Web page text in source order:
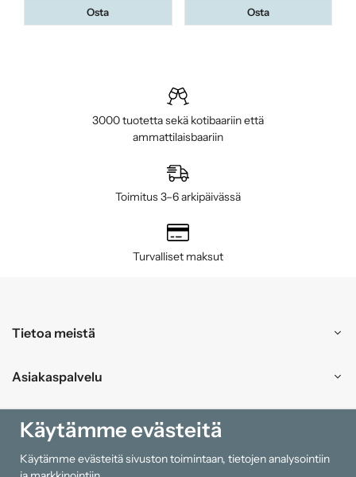
Osta Osta
3000 tuotetta sekä kotibaariin että
ammattilaisbaariin
Toimitus 3–6 arkipäivässä
Turvalliset maksut
Tietoa meistä
Asiakaspalvelu
Ostokset
Tiedot
Käytämme evästeitä
Käytämme evästeitä sivuston toimintaan, tietojen analysointiin